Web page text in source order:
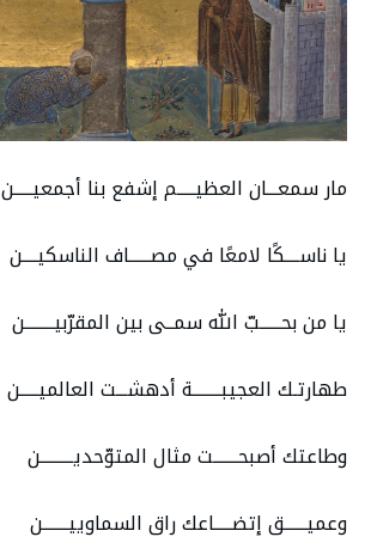
مار سمعـــان العظيـــــم إشفع بنا أجمعيـــــن
يا ناســــكًا لامعًا في مصــــــاف الناسكيــــن
يا من بحــــــبّ الله سمــى بين المقرّبيــــــــن
طهارتـك العجيبــــــــة أدهشـــت العالميـــــن
وطاعتك أصبحـــــــت مثال المتوّحديـــــــــن
وعميــــــق إتضـــــاعك راق السماوييـــــــن